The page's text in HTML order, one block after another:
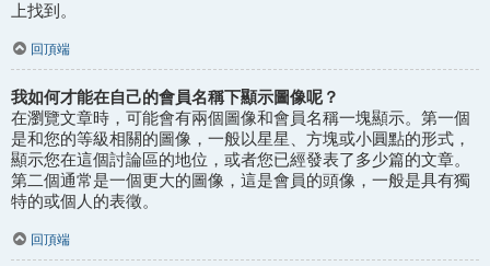
上找到。
回頂端
我如何才能在自己的會員名稱下顯示圖像呢？
在瀏覽文章時，可能會有兩個圖像和會員名稱一塊顯示。第一個
是和您的等級相關的圖像，一般以星星、方塊或小圓點的形式，
顯示您在這個討論區的地位，或者您已經發表了多少篇的文章。
第二個通常是一個更大的圖像，這是會員的頭像，一般是具有獨
特的或個人的表徵。
回頂端